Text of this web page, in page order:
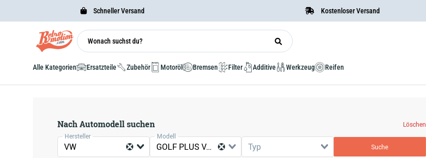
Schneller Versand Kostenloser Versand
Alle Kategorien Ersatzteile Zubehör Motoröl Bremsen Filter Additive Werkzeug Reifen
Nach Automodell suchen
Löschen
Hersteller
VW
Modell
GOLF PLUS VAN (521) Typ Suche